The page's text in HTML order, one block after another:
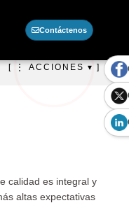
Contáctenos
[ ⋮ ACCIONES ▾ ]
calidad es integral y
altas expectativas